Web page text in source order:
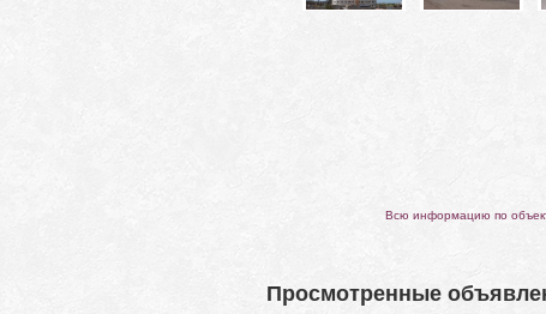
Всю информацию по
Просмотренные